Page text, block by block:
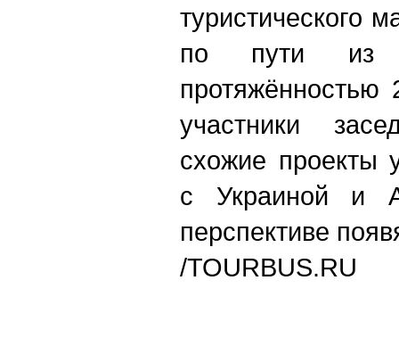
туристического
по пути из
протяжённостью
участники
схожие проекты
с Украиной и
перспективе
/TOURBUS.RU